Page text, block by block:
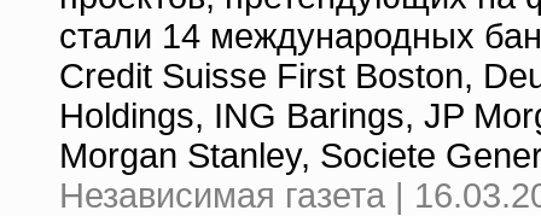
стали 14 международных
Credit Suisse First Boston,
Holdings, ING Barings, JP
Morgan Stanley, Societe
Независимая газета |